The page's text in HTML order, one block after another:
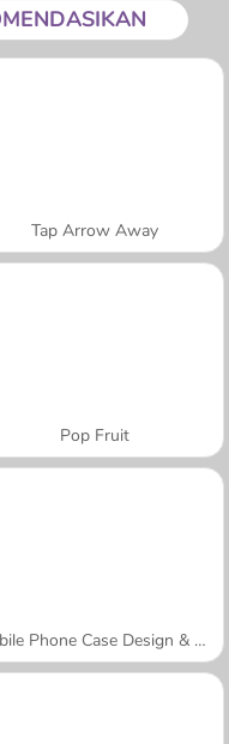
Tap Arrow Away
Pop Fruit
Mobile Phone Case Design & DIY